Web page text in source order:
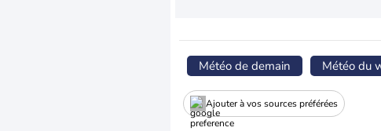
Météo de demain Météo du
Ajouter à vos sources préférées